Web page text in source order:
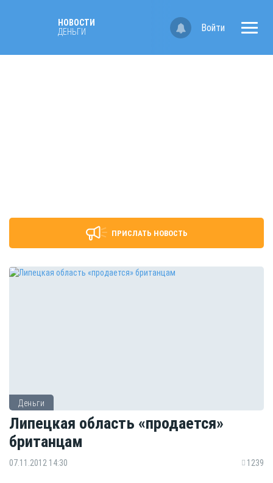
НОВОСТИ
ДЕНЬГИ
Войти
ПРИСЛАТЬ НОВОСТЬ
Деньги
Липецкая область «продается»
британцам
07.11.2012 14:30 1239